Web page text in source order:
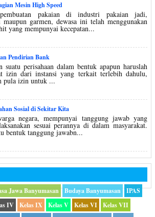
Mesin High Speed
pakaian di industri pakaian jadi,
maupun garmen, dewasa ini telah menggunakan
yang mempunyai kecepatan...
Pendirian Bank
suatu perisahaan dalam bentuk apapun haruslah
izin dari instansi yang terkait terlebih dahulu,
pula izin untuk ...
Sosial di Sekitar Kita
negara, mempunyai tanggung jawab yang
sesuai perannya di dalam masyarakat.
bentuk tanggung jawabn...
Jawa Banyumasan Budaya Banyumasan
IPAS
IV Kelas IX Kelas V Kelas VI
Kelas VII